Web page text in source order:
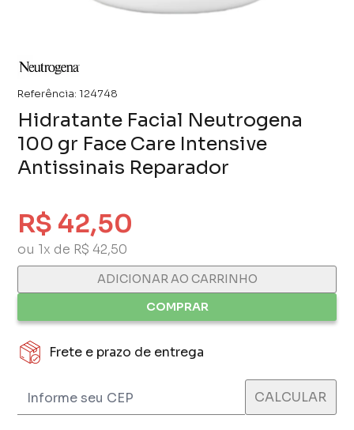
Referência: 124748
Hidratante Facial Neutrogena
100 gr Face Care Intensive
Antissinais Reparador
R$ 42,50
ou 1x de R$ 42,50
ADICIONAR AO CARRINHO
COMPRAR
Frete e prazo de entrega